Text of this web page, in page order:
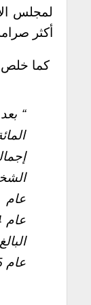
لمجلس
أكثر
كما خلص
عام 2025 ”.